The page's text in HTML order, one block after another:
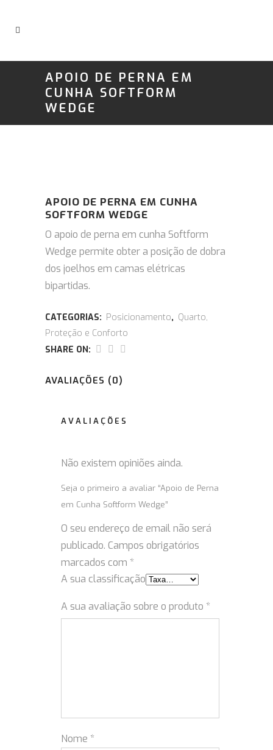
APOIO DE PERNA EM
CUNHA SOFTFORM
WEDGE
APOIO DE PERNA EM CUNHA
SOFTFORM WEDGE
O apoio de perna em cunha Softform
Wedge permite obter a posição de dobra
dos joelhos em camas elétricas
bipartidas.
CATEGORIAS: Posicionamento, Quarto,
Proteção e Conforto
SHARE ON:
AVALIAÇÕES (0)
AVALIAÇÕES
Não existem opiniões ainda.
Seja o primeiro a avaliar “Apoio de Perna
em Cunha Softform Wedge”
O seu endereço de email não será
publicado. Campos obrigatórios
marcados com *
A sua classificação
A sua avaliação sobre o produto *
Nome *